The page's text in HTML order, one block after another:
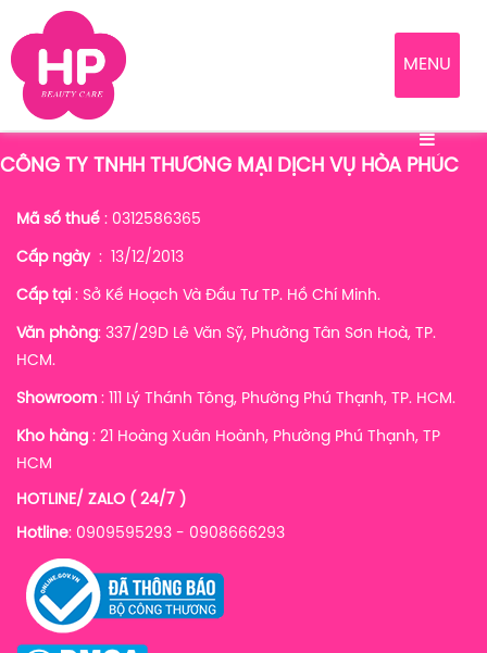
MENU
CÔNG TY TNHH THƯƠNG MẠI DỊCH VỤ HÒA PHÚC
Mã số thuế : 0312586365
Cấp ngày: 13/12/2013
Cấp tại : Sở Kế Hoạch Và Đầu Tư TP. Hồ Chí Minh.
Văn phòng: 337/29D Lê Văn Sỹ, Phường Tân Sơn Hoà, TP.
HCM.
Showroom : 111 Lý Thánh Tông, Phường Phú Thạnh, TP. HCM.
Kho hàng : 21 Hoàng Xuân Hoành, Phường Phú Thạnh, TP
HCM
HOTLINE/ ZALO ( 24/7 )
Hotline: 0909595293 - 0908666293